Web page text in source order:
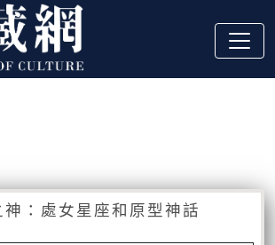
：處女星座和原型神話